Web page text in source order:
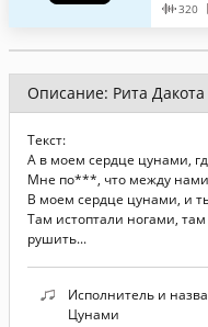
320
Описание: Рита
Текст:
А в моем сердце цунами,
Мне по***, что между
В моем сердце цунами, и
Там истоптали ногами,
рушить...
Исполнитель и
Цунами